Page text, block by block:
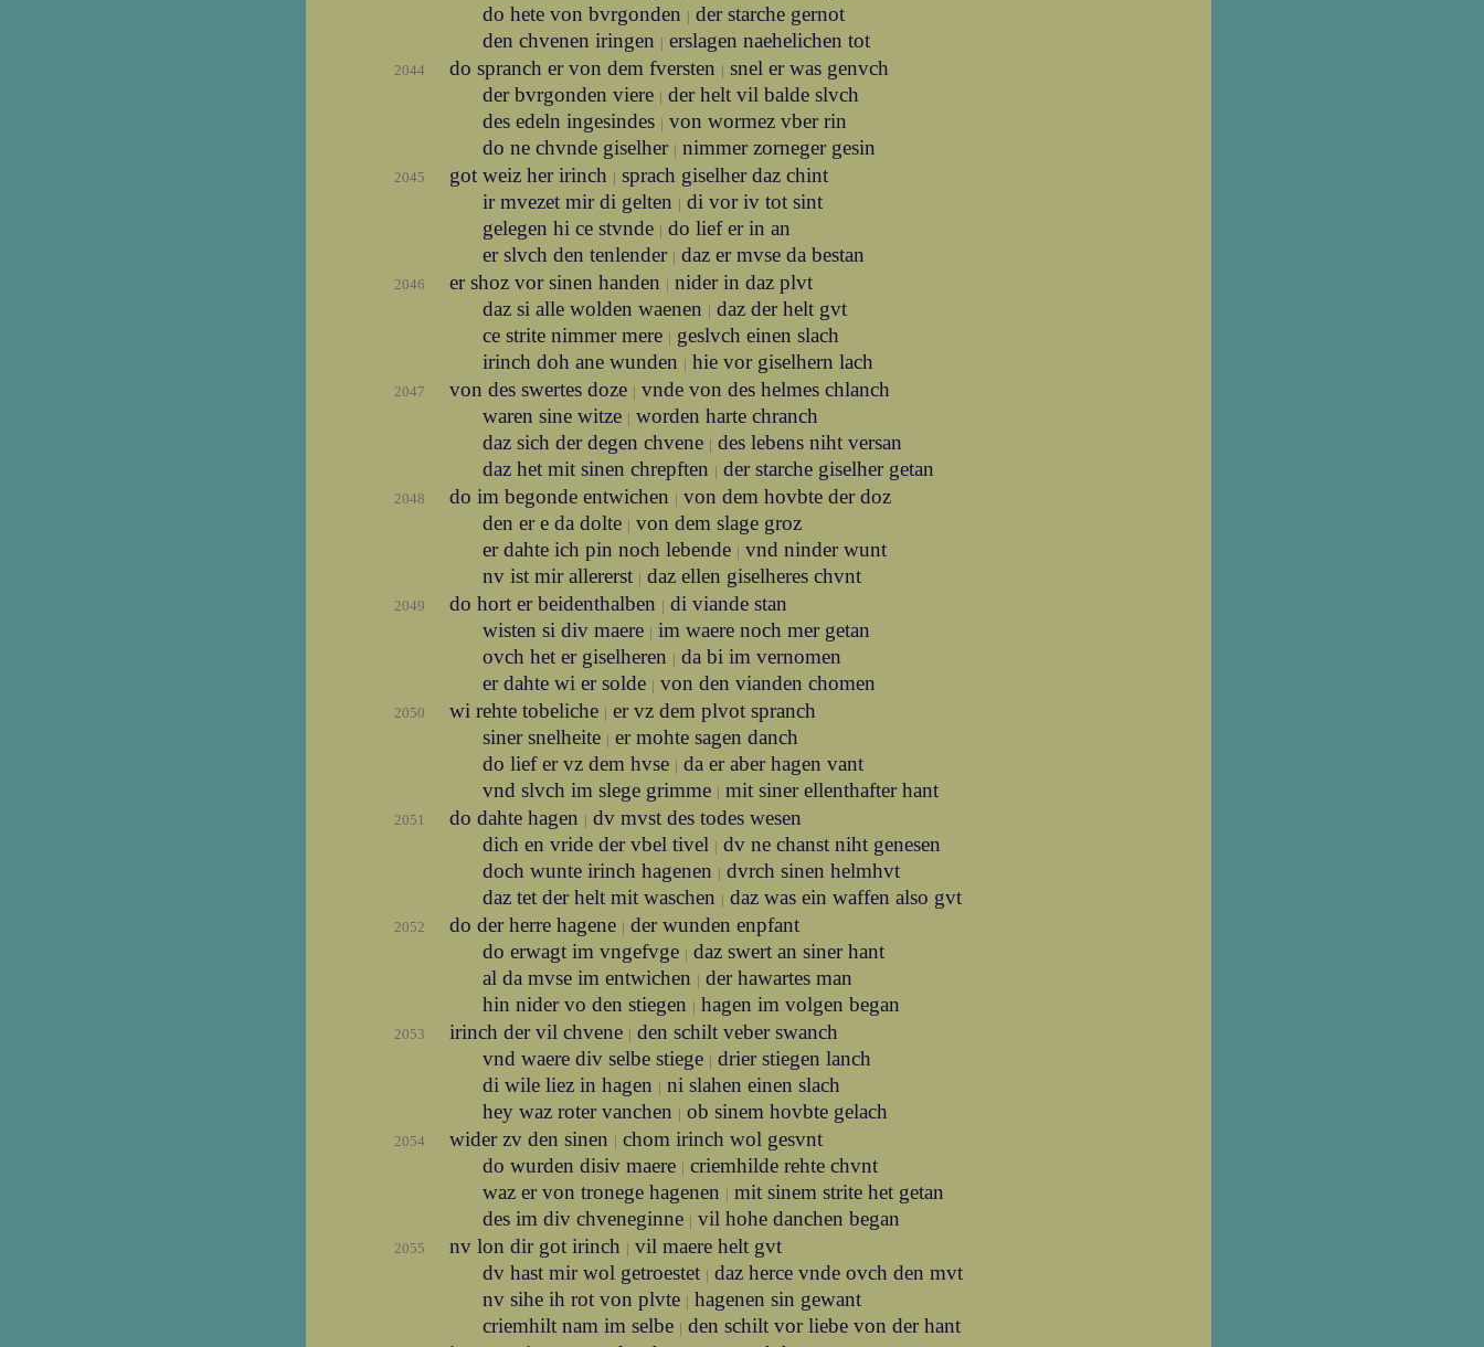
do hete von bvrgonden | der starche gernot
den chvenen iringen | erslagen naehelichen tot
2044 do spranch er von dem fversten | snel er was genvch
der bvrgonden viere | der helt vil balde slvch
des edeln ingesindes | von wormez vber rin
do ne chvnde giselher | nimmer zorneger gesin
2045 got weiz her irinch | sprach giselher daz chint
ir mvezet mir di gelten | di vor iv tot sint
gelegen hi ce stvnde | do lief er in an
er slvch den tenlender | daz er mvse da bestan
2046 er shoz vor sinen handen | nider in daz plvt
daz si alle wolden waenen | daz der helt gvt
ce strite nimmer mere | geslvch einen slach
irinch doh ane wunden | hie vor giselhern lach
2047 von des swertes doze | vnde von des helmes chlanch
waren sine witze | worden harte chranch
daz sich der degen chvene | des lebens niht versan
daz het mit sinen chrepften | der starche giselher getan
2048 do im begonde entwichen | von dem hovbte der doz
den er e da dolte | von dem slage groz
er dahte ich pin noch lebende | vnd ninder wunt
nv ist mir allererst | daz ellen giselheres chvnt
2049 do hort er beidenthalben | di viande stan
wisten si div maere | im waere noch mer getan
ovch het er giselheren | da bi im vernomen
er dahte wi er solde | von den vianden chomen
2050 wi rehte tobeliche | er vz dem plvot spranch
siner snelheite | er mohte sagen danch
do lief er vz dem hvse | da er aber hagen vant
vnd slvch im slege grimme | mit siner ellenthafter hant
2051 do dahte hagen | dv mvst des todes wesen
dich en vride der vbel tivel | dv ne chanst niht genesen
doch wunte irinch hagenen | dvrch sinen helmhvt
daz tet der helt mit waschen | daz was ein waffen also gvt
2052 do der herre hagene | der wunden enpfant
do erwagt im vngefvge | daz swert an siner hant
al da mvse im entwichen | der hawartes man
hin nider vo den stiegen | hagen im volgen began
2053 irinch der vil chvene | den schilt veber swanch
vnd waere div selbe stiege | drier stiegen lanch
di wile liez in hagen | ni slahen einen slach
hey waz roter vanchen | ob sinem hovbte gelach
2054 wider zv den sinen | chom irinch wol gesvnt
do wurden disiv maere | criemhilde rehte chvnt
waz er von tronege hagenen | mit sinem strite het getan
des im div chveneginne | vil hohe danchen began
2055 nv lon dir got irinch | vil maere helt gvt
dv hast mir wol getroestet | daz herce vnde ovch den mvt
nv sihe ih rot von plvte | hagenen sin gewant
criemhilt nam im selbe | den schilt vor liebe von der hant